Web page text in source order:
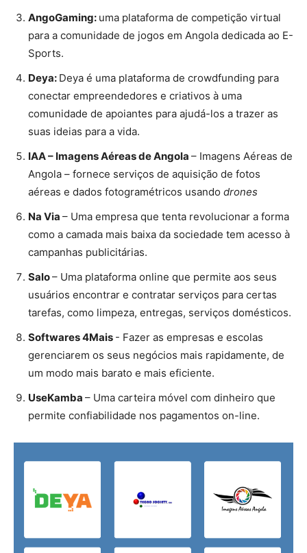
AngoGaming: uma plataforma de competição virtual
para a comunidade de jogos em Angola dedicada ao E-
Sports.
Deya: Deya é uma plataforma de crowdfunding para
conectar empreendedores e criativos à uma
comunidade de apoiantes para ajudá-los a trazer as
suas ideias para a vida​.
IAA – Imagens Aéreas de Angola – Imagens Aéreas de
Angola – fornece serviços de aquisição de fotos
aéreas e dados fotogramétricos usando drones
Na Via – Uma empresa que tenta revolucionar a forma
como a camada mais baixa da sociedade tem acesso à
campanhas publicitárias.
Salo– Uma plataforma online que permite aos seus
usuários encontrar e contratar serviços para certas
tarefas, como limpeza, entregas, serviços domésticos​.
Softwares 4Mais -​ Fazer as empresas e escolas
gerenciarem os seus negócios mais rapidamente, de
um modo mais barato e mais eficiente.
UseKamba – Uma carteira móvel com dinheiro que
permite confiabilidade nos pagamentos on-line.